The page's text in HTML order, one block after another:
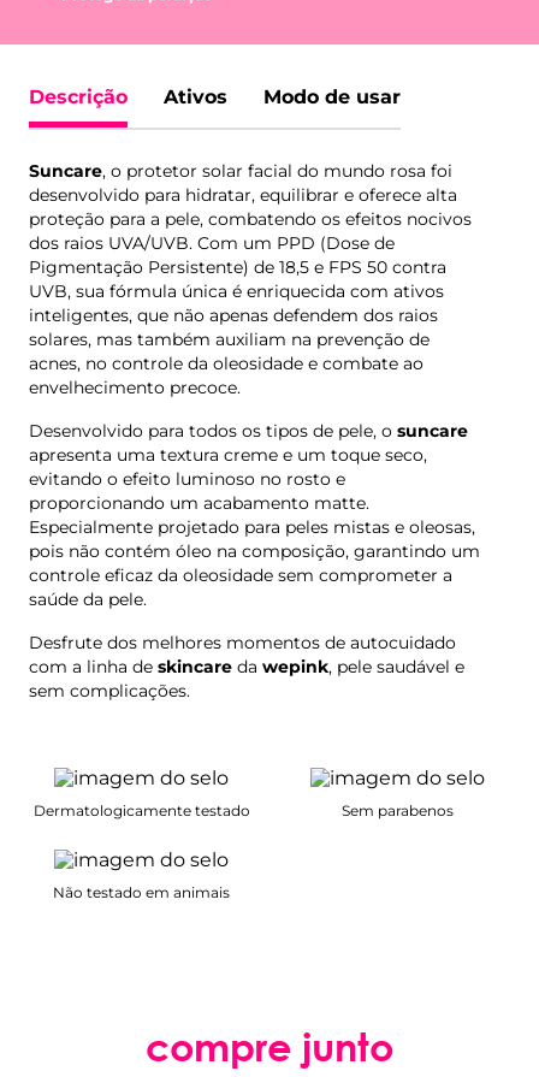
Descrição Ativos Modo de usar
Suncare, o protetor solar facial do mundo rosa foi
desenvolvido para hidratar, equilibrar e oferece alta
proteção para a pele, combatendo os efeitos nocivos
dos raios UVA/UVB. Com um PPD (Dose de
Pigmentação Persistente) de 18,5 e FPS 50 contra
UVB, sua fórmula única é enriquecida com ativos
inteligentes, que não apenas defendem dos raios
solares, mas também auxiliam na prevenção de
acnes, no controle da oleosidade e combate ao
envelhecimento precoce.
Desenvolvido para todos os tipos de pele, o suncare
apresenta uma textura creme e um toque seco,
evitando o efeito luminoso no rosto e
proporcionando um acabamento matte.
Especialmente projetado para peles mistas e oleosas,
pois não contém óleo na composição, garantindo um
controle eficaz da oleosidade sem comprometer a
saúde da pele.
Desfrute dos melhores momentos de autocuidado
com a linha de skincare da wepink, pele saudável e
sem complicações.
Dermatologicamente testado Sem parabenos
Não testado em animais
compre junto